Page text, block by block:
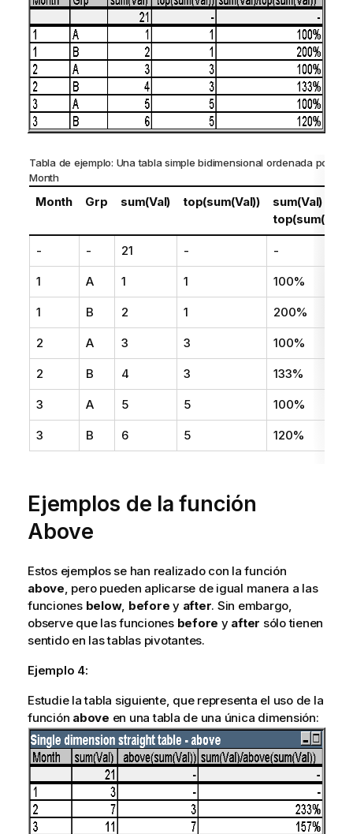
Tabla de ejemplo: Una tabla simple bidimensional ordenada por
Month
Month Grp sum(Val) top(sum(Val))
sum(Val) /
top(sum(Val))
- - 21 - -
1 A 1 1 100%
1 B 2 1 200%
2 A 3 3 100%
2 B 4 3 133%
3 A 5 5 100%
3 B 6 5 120%
Ejemplos de la función
Above
Estos ejemplos se han realizado con la función
above, pero pueden aplicarse de igual manera a las
funciones below, before y after. Sin embargo,
observe que las funciones before y after sólo tienen
sentido en las tablas pivotantes.
Ejemplo 4:
Estudie la tabla siguiente, que representa el uso de la
función above en una tabla de una única dimensión: